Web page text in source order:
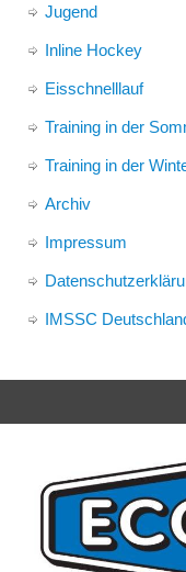
Jugend
Inline Hockey
Eisschnelllauf
Training in der
Training in der
Archiv
Impressum
IMSSC